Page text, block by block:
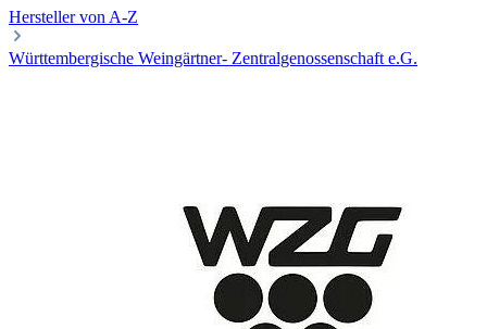
Hersteller von A-Z
Württembergische Weingärtner- Zentralgenossenschaft e.G.